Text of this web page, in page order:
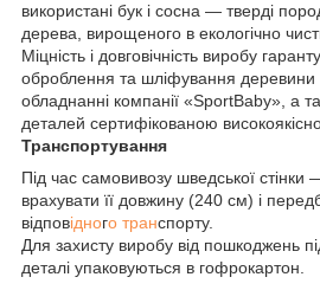
використані бук і сосна — тверді
дерева, вирощеного в екологічно
Міцність і довговічність виробу
оброблення та шліфування
обладнанні компанії «SportBaby», а
деталей сертифікованою
Транспортування
Під час самовивозу шведської
врахувати її довжину (240 см) і
відповідного транспорту.
Для захисту виробу від пошкоджень
деталі упаковуються в гофрокартон.